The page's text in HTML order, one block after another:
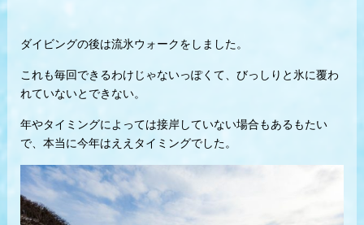
ダイビングの後は流氷ウォークをしました。
これも毎回できるわけじゃないっぽくて、びっしりと氷に覆わ
れていないとできない。
年やタイミングによっては接岸していない場合もあるもたい
で、本当に今年はええタイミングでした。